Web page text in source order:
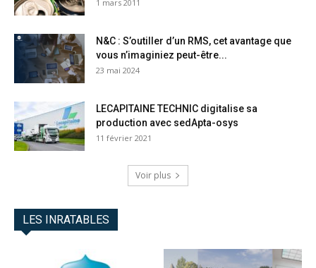
1 mars 2011
N&C : S’outiller d’un RMS, cet avantage que
vous n’imaginiez peut-être...
23 mai 2024
LECAPITAINE TECHNIC digitalise sa
production avec sedApta-osys
11 février 2021
Voir plus
LES INRATABLES